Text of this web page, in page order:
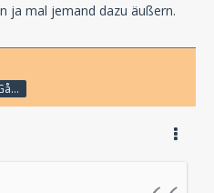
ja mal jemand dazu äußern.
Ett-två. Då kör vi då. Går bandet?